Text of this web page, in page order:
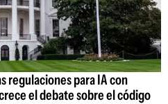
regulaciones para IA con
el debate sobre el código